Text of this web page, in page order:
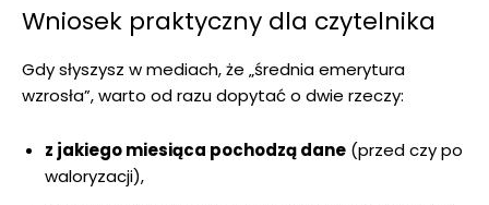
Wniosek praktyczny dla czytelnika
Gdy słyszysz w mediach, że „średnia emerytura
wzrosła”, warto od razu dopytać o dwie rzeczy:
z jakiego miesiąca pochodzą dane (przed czy po
waloryzacji),